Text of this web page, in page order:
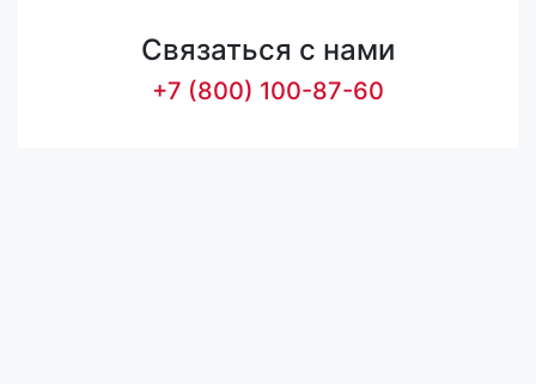
Связаться с нами
+7 (800) 100-87-60